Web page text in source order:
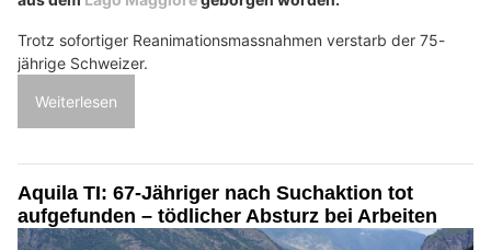
Trotz sofortiger Reanimationsmassnahmen verstarb der 75-
jährige Schweizer.
Weiterlesen
Aquila TI: 67-Jähriger nach Suchaktion tot
aufgefunden – tödlicher Absturz bei Arbeiten